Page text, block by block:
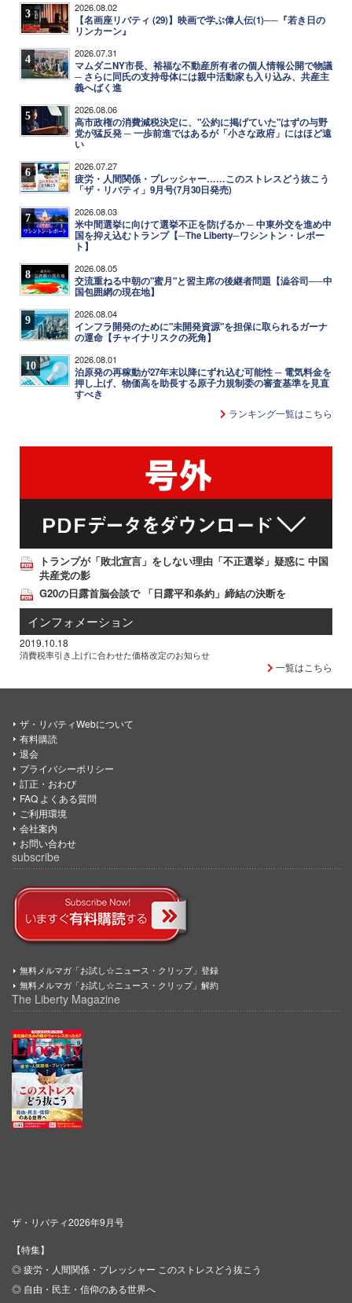
3 2026.08.02
【名画座リバティ (29)】映画で学ぶ偉人伝(1)──『若き日の
リンカーン』
4 2026.07.31
マムダニNY市長、裕福な不動産所有者の個人情報公開で物議
─ さらに同氏の支持母体には親中活動家も入り込み、共産主
義へばく進
5 2026.08.06
高市政権の消費減税決定に、"公約に掲げていた"はずの与野
党が猛反発 ─ 一歩前進ではあるが「小さな政府」にはほど遠
い
6 2026.07.27
疲労・人間関係・プレッシャー……このストレスどう抜こう
「ザ・リバティ」9月号(7月30日発売)
7 2026.08.03
米中間選挙に向けて選挙不正を防げるか ─ 中東外交を進め中
国を抑え込むトランプ【─The Liberty─ワシントン・レポー
ト】
8 2026.08.05
交流重ねる中朝の"蜜月"と習主席の後継者問題【澁谷司──中
国包囲網の現在地】
9 2026.08.04
インフラ開発のために"未開発資源"を担保に取られるガーナ
の運命【チャイナリスクの死角】
10 2026.08.01
泊原発の再稼動が27年末以降にずれ込む可能性 ─ 電気料金を
押し上げ、物価高を助長する原子力規制委の審査基準を見直
すべき
ランキング一覧はこちら
トランプが「敗北宣言」をしない理由「不正選挙」疑惑に 中国
共産党の影
G20の日露首脳会談で 「日露平和条約」締結の決断を
インフォメーション
2019.10.18
消費税率引き上げに合わせた価格改定のお知らせ
一覧はこちら
ザ・リバティWebについて
有料購読
退会
プライバシーポリシー
訂正・おわび
FAQ よくある質問
ご利用環境
会社案内
お問い合わせ
subscribe
無料メルマガ「お試し☆ニュース・クリップ」登録
無料メルマガ「お試し☆ニュース・クリップ」解約
The Liberty Magazine
ザ・リバティ2026年9月号
【特集】
◎ 疲労・人間関係・プレッシャー このストレスどう抜こう
◎ 自由・民主・信仰のある世界へ